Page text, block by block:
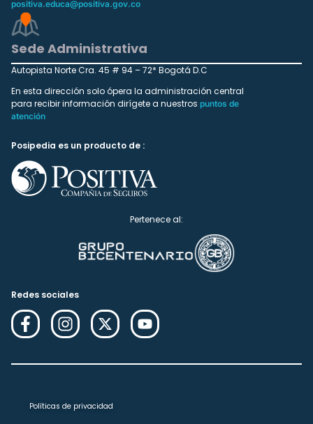
positiva.educa@positiva.gov.co
Sede Administrativa
Autopista Norte Cra. 45 # 94 – 72* Bogotá D.C
En esta dirección solo ópera la administración central
para recibir información dirígete a nuestros puntos de
atención
Posipedia es un producto de :
Pertenece al:
Redes sociales
Políticas de privacidad